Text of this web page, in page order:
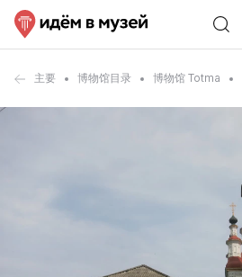
主要 博物馆目录 博物馆 Totma